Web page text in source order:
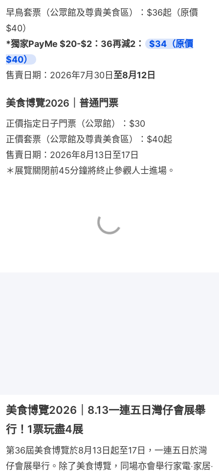
早鳥套票（公眾館及尊貴美食區）：$36起（原價
$40）
*獨家PayMe $20-$2：36再減2：
$34（原價
$40）
售賣日期：2026年7月30日 至8月12日
美食博覽2026｜普通門票
正價指定日子門票（公眾館）：$30
正價套票（公眾館及尊貴美食區）：$40起
售賣日期：2026年8月13日至17日
＊展覽關閉前45分鐘將終止參觀人士進場。
美食博覽2026｜8.13一連五日灣仔會展舉
行！1票玩盡4展
第36屆美食博覽於8月13日起至17日，一連五日於灣
仔會展舉行。除了美食博覽，同場亦會舉行家電‧家居‧